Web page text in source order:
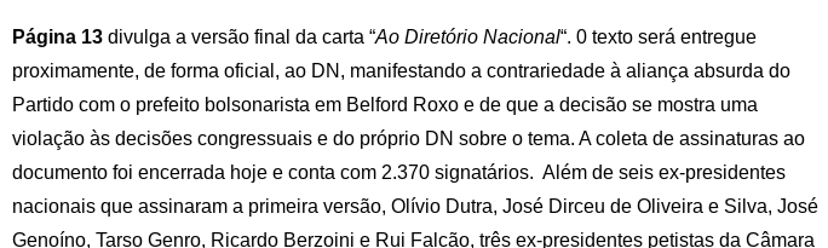
Página 13 divulga a versão final da carta “Ao Diretório Nacional“. 0 texto será entregue
proximamente, de forma oficial, ao DN, manifestando a contrariedade à aliança absurda do
Partido com o prefeito bolsonarista em Belford Roxo e de que a decisão se mostra uma
violação às decisões congressuais e do próprio DN sobre o tema. A coleta de assinaturas ao
documento foi encerrada hoje e conta com 2.370 signatários. Além de seis ex-presidentes
nacionais que assinaram a primeira versão, Olívio Dutra, José Dirceu de Oliveira e Silva, José
Genoíno, Tarso Genro, Ricardo Berzoini e Rui Falcão, três ex-presidentes petistas da Câmara